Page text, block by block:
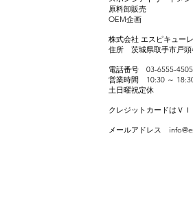
原料卸販売
​OEM企画
株式会社 エスピキューレ
住所 茨城県取手市戸頭
電話番号 03-6555-4505
営業時間 10:30 ～
土日曜祝定休
クレジットカードはＶ
メールアドレス